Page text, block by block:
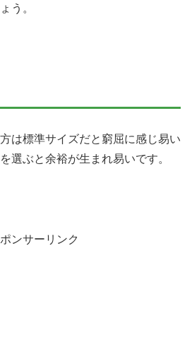
う。
は標準サイズだと窮屈に感じ易い
選ぶと余裕が生まれ易いです。
ンサーリンク